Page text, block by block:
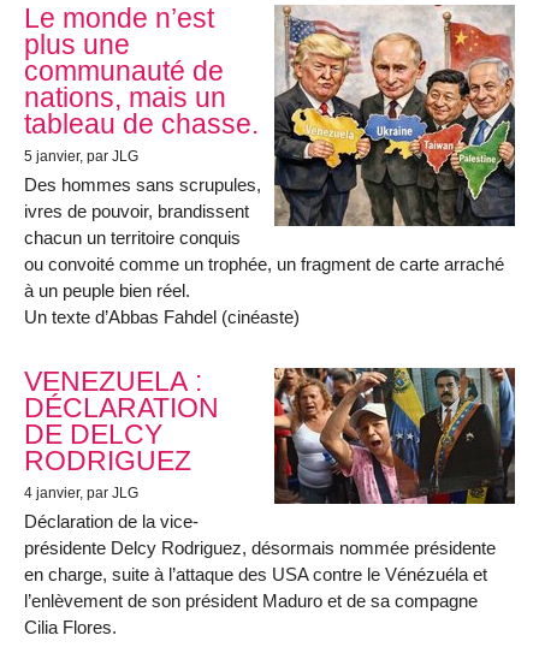
Le monde n’est
plus une
communauté de
nations, mais un
tableau de chasse.
5 janvier, par JLG
Des hommes sans scrupules,
ivres de pouvoir, brandissent
chacun un territoire conquis
ou convoité comme un trophée, un fragment de carte arraché
à un peuple bien réel.
Un texte d’Abbas Fahdel (cinéaste)
VENEZUELA :
DÉCLARATION
DE DELCY
RODRIGUEZ
4 janvier, par JLG
Déclaration de la vice-
présidente Delcy Rodriguez, désormais nommée présidente
en charge, suite à l’attaque des USA contre le Vénézuéla et
l’enlèvement de son président Maduro et de sa compagne
Cilia Flores.